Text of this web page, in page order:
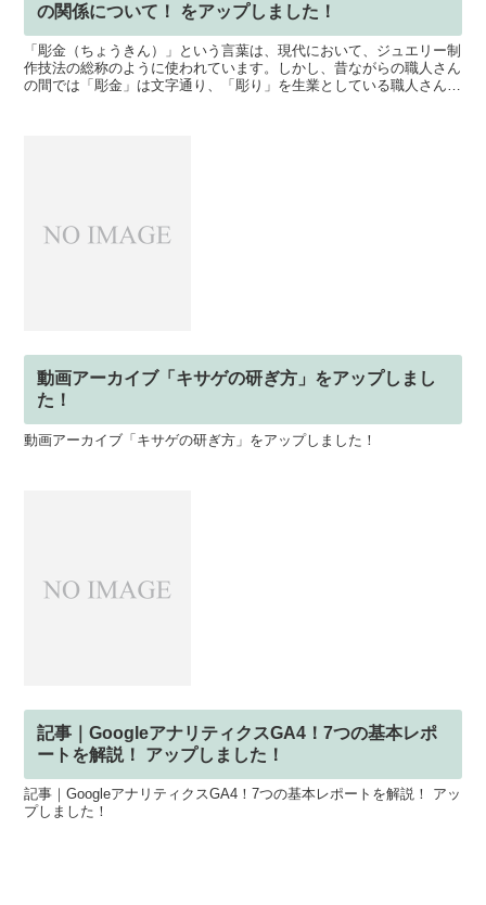
の関係について！ をアップしました！
「彫金（ちょうきん）」という言葉は、現代において、ジュエリー制
作技法の総称のように使われています。しかし、昔ながらの職人さん
の間では「彫金」は文字通り、「彫り」を生業としている職人さんの
動画アーカイブ「キサゲの研ぎ方」をアップしまし
た！
動画アーカイブ「キサゲの研ぎ方」をアップしました！
記事｜GoogleアナリティクスGA4！7つの基本レポ
ートを解説！ アップしました！
記事｜GoogleアナリティクスGA4！7つの基本レポートを解説！ アッ
プしました！